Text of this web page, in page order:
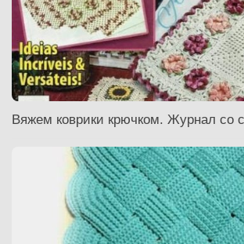
Вяжем коврики крючком. Журнал со